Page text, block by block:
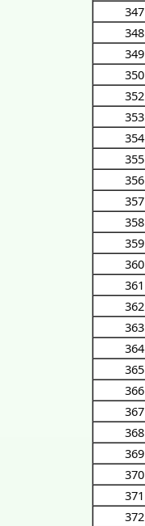
347
348
349
350
352
353
354
355
356
357
358
359
360
361
362
363
364
365
366
367
368
369
370
371
372